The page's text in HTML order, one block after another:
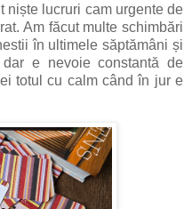
niște lucruri cam urgente de
Am făcut multe schimbări
în ultimele săptămâni și
e nevoie constantă de
totul cu calm când în jur e